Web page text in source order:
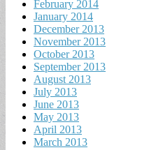
February 2014
January 2014
December 2013
November 2013
October 2013
September 2013
August 2013
July 2013
June 2013
May 2013
April 2013
March 2013